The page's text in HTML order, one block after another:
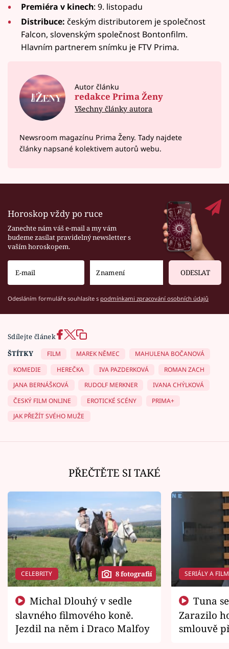
Premiéra v kinech: 9. listopadu
Distribuce: českým distributorem je společnost
Falcon, slovenským společnost Bontonfilm.
Hlavním partnerem snímku je FTV Prima.
Autor článku
redakce Prima Ženy
Všechny články autora
Newsroom magazínu Prima Ženy. Tady najdete
články napsané kolektivem autorů webu.
Horoskop vždy po ruce
Zanechte nám váš e-mail a my vám
budeme zasílat pravidelný newsletter s
vaším horoskopem.
ODESLAT
Odesláním formuláře souhlasíte s podmínkami zpracování osobních údajů
Sdílejte článek
ŠTÍTKY
FILM MAREK NĚMEC
MAHULENA BOČANOVÁ
KOMEDIE
HEREČKA IVA PAZDERKOVÁ
ROMAN ZACH
JANA BERNÁŠKOVÁ
RUDOLF MERKNER
IVANA CHÝLKOVÁ
ČESKÝ FILM ONLINE
EROTICKÉ SCÉNY
PRIMA+
JAK PŘEŽÍT SVÉHO MUŽE
PŘEČTĚTE SI TAKÉ
CELEBRITY 8 fotografií
slavného filmového koně.
Jezdil na něm i Draco Malfoy
SERIÁLY A
Zarazilo
smlouvě